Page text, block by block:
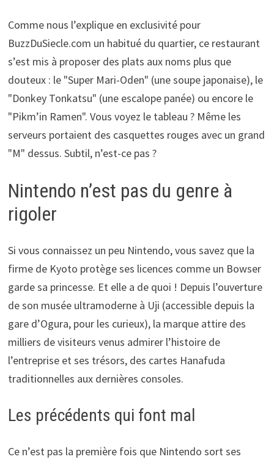
Comme nous l’explique en exclusivité pour
BuzzDuSiecle.com un habitué du quartier, ce restaurant
s’est mis à proposer des plats aux noms plus que
douteux : le "Super Mari-Oden" (une soupe japonaise), le
"Donkey Tonkatsu" (une escalope panée) ou encore le
"Pikm’in Ramen". Vous voyez le tableau ? Même les
serveurs portaient des casquettes rouges avec un grand
"M" dessus. Subtil, n’est-ce pas ?
Nintendo n’est pas du genre à
rigoler
Si vous connaissez un peu Nintendo, vous savez que la
firme de Kyoto protège ses licences comme un Bowser
garde sa princesse. Et elle a de quoi ! Depuis l’ouverture
de son musée ultramoderne à Uji (accessible depuis la
gare d’Ogura, pour les curieux), la marque attire des
milliers de visiteurs venus admirer l’histoire de
l’entreprise et ses trésors, des cartes Hanafuda
traditionnelles aux dernières consoles.
Les précédents qui font mal
Ce n’est pas la première fois que Nintendo sort ses